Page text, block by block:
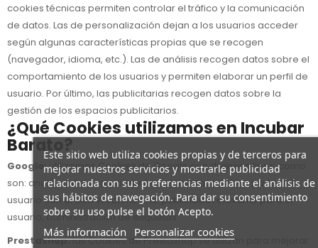
cookies técnicas permiten controlar el tráfico y la comunicación
de datos. Las de personalización dejan a los usuarios acceder
según algunas características propias que se recogen
(navegador, idioma, etc.). Las de análisis recogen datos sobre el
comportamiento de los usuarios y permiten elaborar un perfil de
usuario. Por último, las publicitarias recogen datos sobre la
gestión de los espacios publicitarios.
¿Qué Cookies utilizamos en Incubar
Barato?
Google:utilizamos Cookies de Google con diversos fines, como
son: analítica del comportamiento e interacción por parte del
usuario con el Sitio Web, mostrar publicidad relevante para el
usuario, administración de etiquetas.
Prestashop:las Cookies de Prestashop se utilizan para mejorar
Este sitio web utiliza cookies propias y de terceros para
mejorar nuestros servicios y mostrarle publicidad
relacionada con sus preferencias mediante el análisis de
sus hábitos de navegación. Para dar su consentimiento
sobre su uso pulse el botón Acepto.
Más información Personalizar cookies